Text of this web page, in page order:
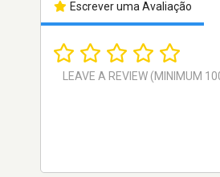
Escrever uma Avaliação